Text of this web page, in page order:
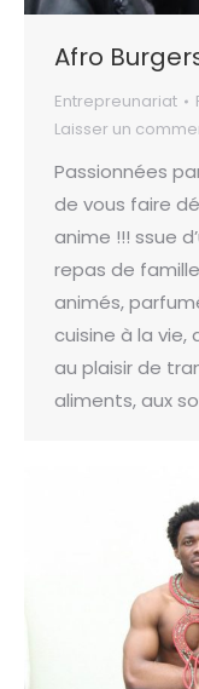
Afro
Entrepreunariat
Laisser un
Passionnées
de vous faire
anime !!! ssue
repas de
animés,
cuisine à la vie,
au plaisir de
aliments, aux